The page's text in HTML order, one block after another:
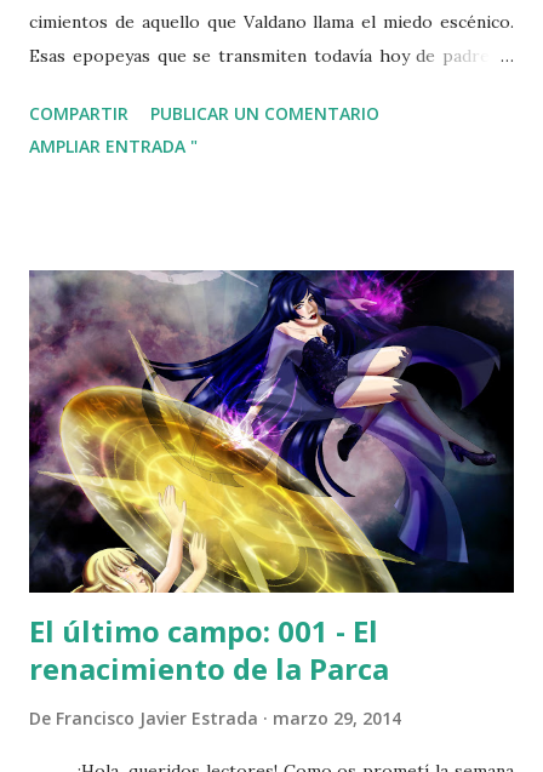
cimientos de aquello que Valdano llama el miedo escénico.
Esas epopeyas que se transmiten todavía hoy de padres a
convertían en energía para los jugadores. Energía para un
terremoto que demolía las torres más altas del continente.
vomitorios, en las gradas, en el túnel de vestuarios...
Fantasmas que reposan en paz hasta que sienten la llamada.
Espíritus que se levantan como el jugador número doce
cuando la situación lo amerita. Almas imperecederas que se
honran cada partido en el minuto siete y que, como los
Muertos de el Sagrario en El Señor de los Anillos , esperan
el momento de saldar la deuda que contrajeron en su
momento. Cumplir el juramento que no p...
COMPARTIR
PUBLICAR UN COMENTARIO
AMPLIAR ENTRADA "
El último campo: 001 - El
renacimiento de la Parca
De Francisco Javier Estrada marzo 29, 2014